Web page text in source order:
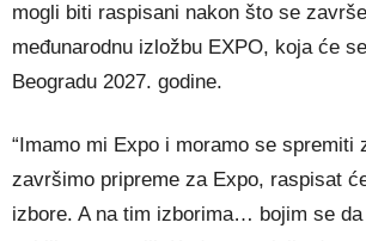
mogli biti raspisani nakon što se
međunarodnu izložbu EXPO, koja će
Beogradu 2027. godine.
“Imamo mi Expo i moramo se spremiti
završimo pripreme za Expo, raspisat
izbore. A na tim izborima… bojim se